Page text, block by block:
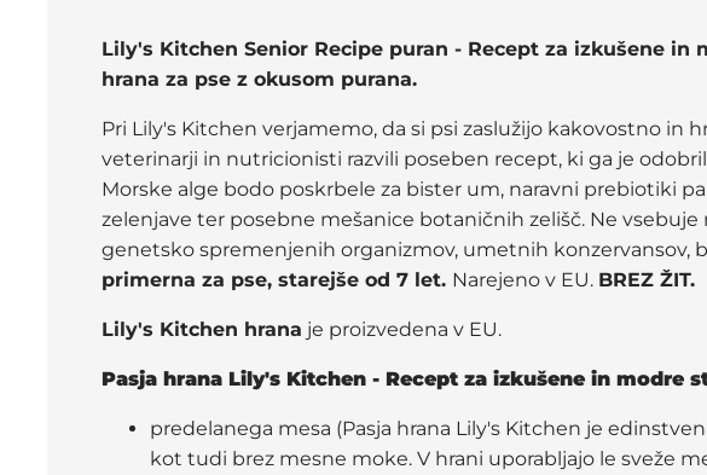
Lily's Kitchen Senior Recipe puran - Recept za izkušene
hrana za pse z okusom purana.
Pri Lily's Kitchen verjamemo, da si psi zaslužijo kakovostno in
veterinarji in nutricionisti razvili poseben recept, ki ga je
Morske alge bodo poskrbele za bister um, naravni prebiotiki
zelenjave ter posebne mešanice botaničnih zelišč. Ne
genetsko spremenjenih organizmov, umetnih konzervansov,
primerna za pse, starejše od 7 let. Narejeno v EU. BREZ ŽIT.
Lily's Kitchen hrana je proizvedena v EU.
Pasja hrana Lily's Kitchen - Recept za izkušene in modre
predelanega mesa (Pasja hrana Lily's Kitchen je
kot tudi brez mesne moke. V hrani uporabljajo le sveže